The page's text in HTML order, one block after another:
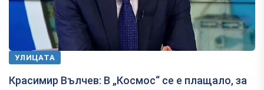
УЛИЦАТА
Красимир Вълчев: В „Космос“ се е плащало, за